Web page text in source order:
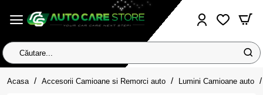
Căutare...
Acasa homeAccesorii Camioane si Remorci auto Lumini Camioane auto